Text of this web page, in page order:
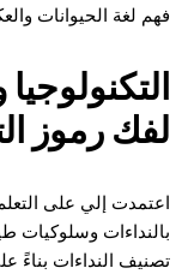
فهم لغة الحيوانات
لفك رموز
اعتمدت إلي على
بالنداءات وسلوكيات
تصنيف النداءات بناءً